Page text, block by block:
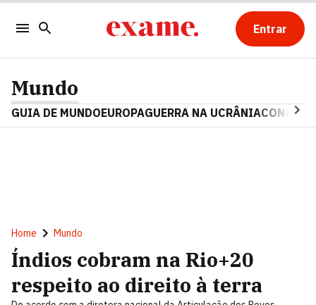
Entrar
Mundo
GUIA DE MUNDOEUROPAGUERRA NA UCRÂNIA
Home Mundo
Índios cobram na Rio+20
respeito ao direito à terra